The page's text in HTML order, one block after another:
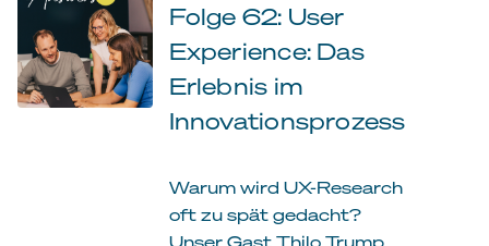
Folge 62: User
Experience: Das
Erlebnis im
Innovationsprozess
Warum wird UX-Research
oft zu spät gedacht?
Unser Gast Thilo Trump